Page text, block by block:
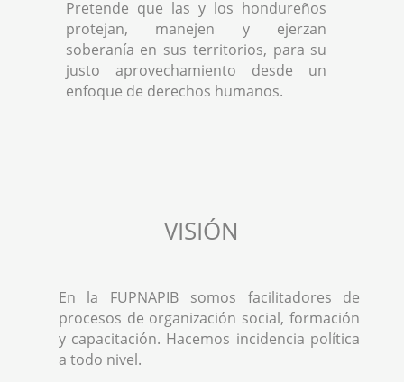
Pretende que las y los hondureños
protejan, manejen y ejerzan
soberanía en sus territorios, para su
justo aprovechamiento desde un
enfoque de derechos humanos.
VISIÓN
En la FUPNAPIB somos facilitadores de
procesos de organización social, formación
y capacitación. Hacemos incidencia política
a todo nivel.